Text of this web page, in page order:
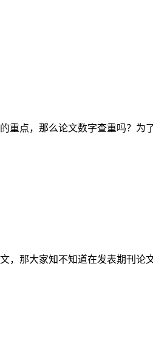
重点，那么论文数字查重吗？为
，那大家知不知道在发表期刊论